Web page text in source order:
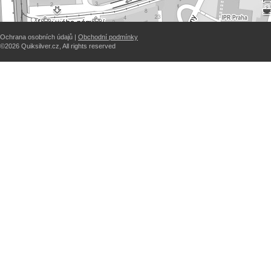
Ochrana osobních údajů | Obchodní podmínky
©2026 Quiksilver.cz, All rights reserved